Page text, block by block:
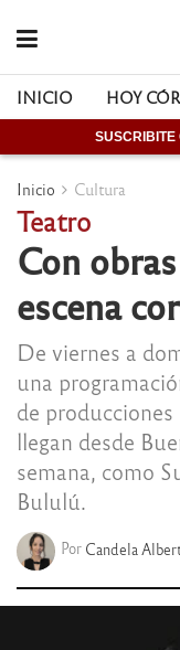
INICIO HOY
Inicio Cultura
Teatro
Con
escena
De viernes a
una
de producciones
llegan desde
semana, como
Bululú.
Por Candela